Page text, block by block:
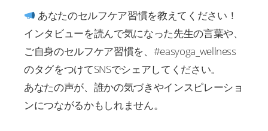
あなたのセルフケア習慣を教えてください！
インタビューを読んで気になった先生の言葉や、
ご自身のセルフケア習慣を、#easyoga_wellness
のタグをつけてSNSでシェアしてください。
あなたの声が、誰かの気づきやインスピレーショ
ンにつながるかもしれません。